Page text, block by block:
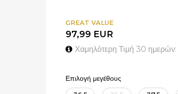
GREAT VALUE
97,99 EUR
Χαμηλότερη Τιμή 30 ημερών:
Επιλογή μεγέθους